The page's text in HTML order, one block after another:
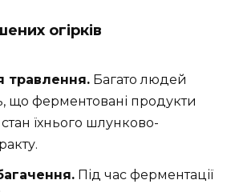
огірків
травлення. Багато людей
що ферментовані продукти
їхнього шлунково-
Під час ферментації